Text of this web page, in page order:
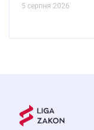
5 серпня 2026